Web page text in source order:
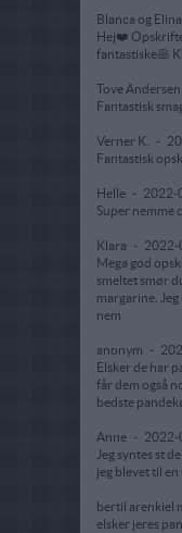
Blanca og Elina
Hej❤️
fantastiske🥞
Tove Andersen
Fantastisk
Verner K. -
Fantastisk
Helle - 2022-
Super nemme
Klara - 2022-
Mega god
smeltet smør
margarine. Jeg
nem
anonym -
Elsker de har
får dem også
bedste
Anne - 2022-
Jeg syntes st
jeg blevet til
bertil arenkiel
elsker jeres